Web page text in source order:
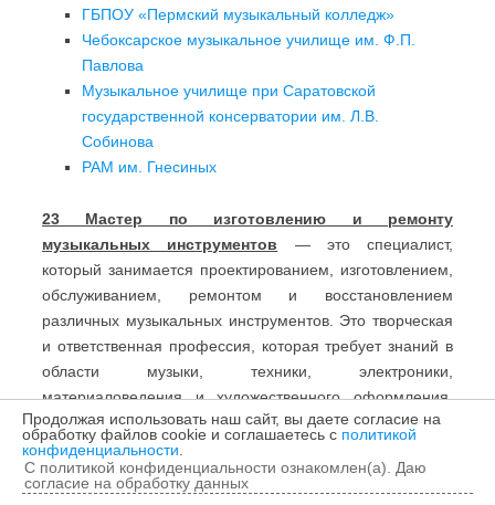
ГБПОУ «Пермский музыкальный колледж»
Чебоксарское музыкальное училище им. Ф.П.
Павлова
Музыкальное училище при Саратовской
государственной консерватории им. Л.В.
Собинова
РАМ им. Гнесиных
23 Мастер по изготовлению и ремонту
музыкальных инструментов — это специалист,
который занимается проектированием, изготовлением,
обслуживанием, ремонтом и восстановлением
различных музыкальных инструментов. Это творческая
и ответственная профессия, которая требует знаний в
области музыки, техники, электроники,
материаловедения и художественного оформления.
Этот специалист отвечает за чистое, гармоничное,
объёмное и выразительное звучание музыкальных
инструментов.
Продолжая использовать наш сайт, вы даете согласие на
обработку файлов cookie и соглашаетесь с политикой
конфиденциальности
С политикой конфиденциальности ознакомлен(а). Даю
согласие на обработку данных